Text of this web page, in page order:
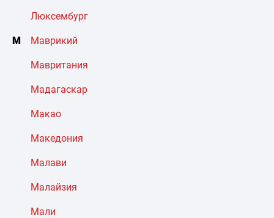
Люксембург
М Маврикий
Мавритания
Мадагаскар
Макао
Македония
Малави
Малайзия
Мали